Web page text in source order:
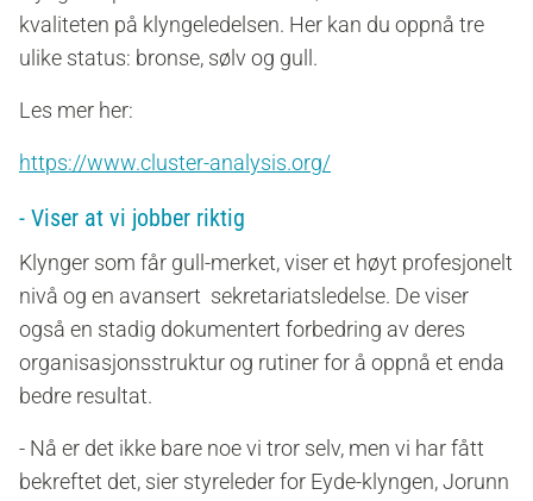
kvaliteten på klyngeledelsen. Her kan du oppnå tre
ulike status: bronse, sølv og gull.
Les mer her:
https://www.cluster-analysis.org/
- Viser at vi jobber riktig
Klynger som får gull-merket, viser et høyt profesjonelt
nivå og en avansert sekretariatsledelse. De viser
også en stadig dokumentert forbedring av deres
organisasjonsstruktur og rutiner for å oppnå et enda
bedre resultat.
- Nå er det ikke bare noe vi tror selv, men vi har fått
bekreftet det, sier styreleder for Eyde-klyngen, Jorunn